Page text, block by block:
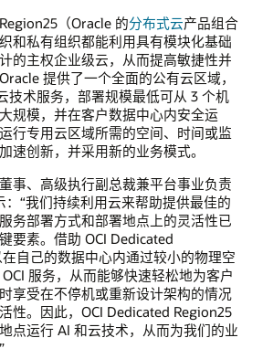
（Oracle 的分布式云产品组合
和私有组织都能利用具有模块化基础
的主权企业级云，从而提高敏捷性并
提供了一个全面的公有云区域，
技术服务，部署规模最低可从 3 个机
规模，并在客户数据中心内安全运
行专用云区域所需的空间、时间或监
速创新，并采用新的业务模式。
事、高级执行副总裁兼平台事业负责
“我们持续利用云来帮助提供最佳的
务部署方式和部署地点上的灵活性已
要素。借助 OCI Dedicated
自己的数据中心内通过较小的物理空
服务，从而能够快速轻松地为客户
享受在不停机或重新设计架构的情况
性。因此，OCI Dedicated Region25
点运行 AI 和云技术，从而为我们的业